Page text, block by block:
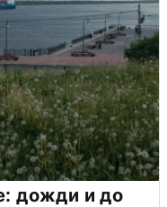
дожди и до